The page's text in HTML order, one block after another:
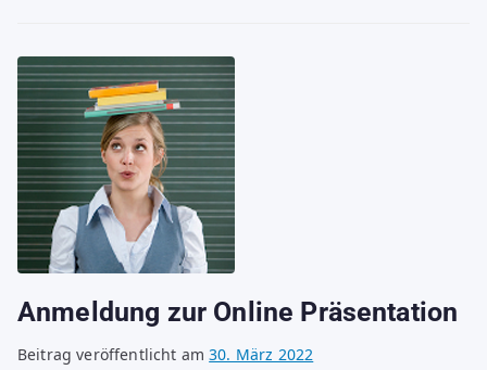
Anmeldung zur Online Präsentation
Beitrag veröffentlicht am30. März 2022